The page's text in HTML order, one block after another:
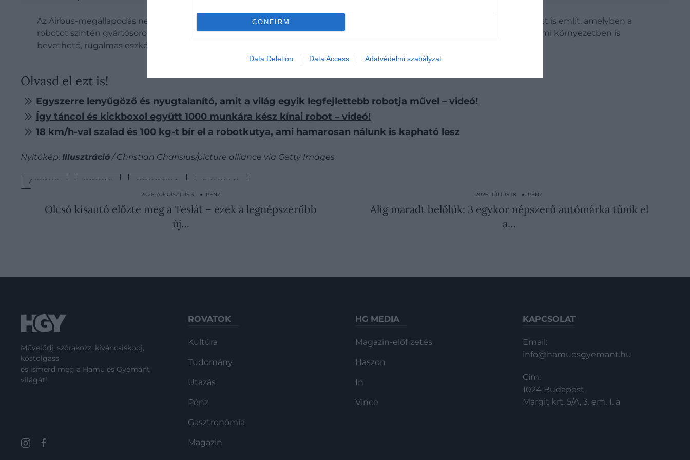
CONFIRM
Data Deletion Data Access Adatvédelmi szabályzat
Az Airbus-megállapodás nem egyedülálló lépés. A cikk egy korábbi, amerikai félvezetőipari vállalattal kötött együttműködést is említ, amelyben a
robotot szintén gyártósoron tesztelik. A robotikai cég célja az, hogy a humanoid robotokat többféle iparágban, többféle üzemi környezetben is
bevethető, rugalmas eszközként pozicionálja.
Olvasd el ezt is!
Egyszerre lenyűgöző és nyugtalanító, amit a világ egyik legfejlettebb robotja művel – videó!
Így táncol és kickboxol együtt 1000 munkára kész kínai robot – videó!
18 km/h-val szalad és 100 kg-t bír el a robotkutya, ami hamarosan nálunk is kapható lesz
Nyitókép: Illusztráció/ Christian Charisius/picture alliance via Getty Images
AIRBUS ROBOT ROBOTIKA SZERELŐ
2026. AUGUSZTUS 3. ● PÉNZ
Olcsó kisautó előzte meg a Teslát – ezek a legnépszerűbb
új…
2026. JÚLIUS 18. ● PÉNZ
Alig maradt belőlük: 3 egykor népszerű autómárka tűnik el
a…
Művelődj, szórakozz, kíváncsiskodj,
kóstolgass
és ismerd meg a Hamu és Gyémánt
világát!
ROVATOK
Kultúra
Tudomány
Utazás
Pénz
Gasztronómia
Magazin
HG MEDIA
Magazin-előfizetés
Haszon
In
Vince
KAPCSOLAT
Email:
info@hamuesgyemant.hu
Cím:
1024 Budapest,
Margit krt. 5/A, 3. em. 1. a